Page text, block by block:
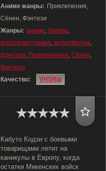
Аниме жанры: Приключения,
Сёнен, Фэнтези
Жанры: аниме, боевик,
короткометражка, мультфильм,
фэнтези, Приключения, Сёнен,
Фэнтези
Качество:
VHSRip
Кабуто Кодзи с боевыми
товарищами летит на
каникулы в Европу, когда
остатки Микенских войск